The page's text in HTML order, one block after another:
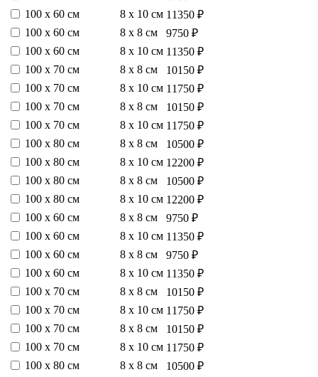
100 х 60 см
8 х 10 см 11350 ₽
100 х 60 см
8 х 8 см
9750 ₽
100 х 60 см
8 х 10 см 11350 ₽
100 х 70 см
8 х 8 см
10150 ₽
100 х 70 см
8 х 10 см 11750 ₽
100 х 70 см
8 х 8 см
10150 ₽
100 х 70 см
8 х 10 см 11750 ₽
100 х 80 см
8 х 8 см
10500 ₽
100 х 80 см
8 х 10 см 12200 ₽
100 х 80 см
8 х 8 см
10500 ₽
100 х 80 см
8 х 10 см 12200 ₽
100 х 60 см
8 х 8 см
9750 ₽
100 х 60 см
8 х 10 см 11350 ₽
100 х 60 см
8 х 8 см
9750 ₽
100 х 60 см
8 х 10 см 11350 ₽
100 х 70 см
8 х 8 см
10150 ₽
100 х 70 см
8 х 10 см 11750 ₽
100 х 70 см
8 х 8 см
10150 ₽
100 х 70 см
8 х 10 см 11750 ₽
100 х 80 см
8 х 8 см
10500 ₽